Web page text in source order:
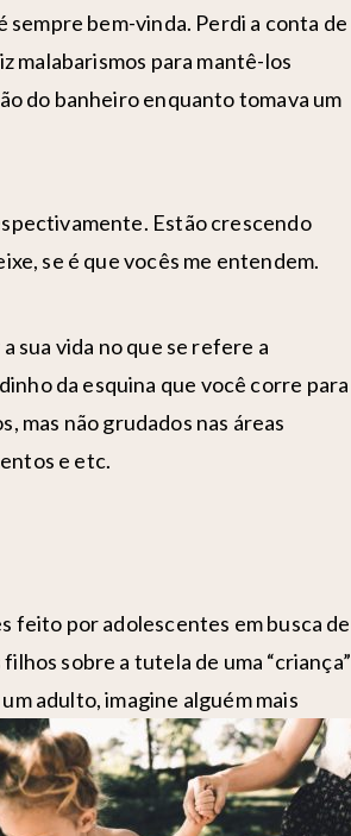
sempre bem-vinda. Perdi a conta de
malabarismos para mantê-los
do banheiro enquanto tomava um
Estão crescendo
se é que vocês me entendem.
sua vida no que se refere a
da esquina que você corre para
mas não grudados nas áreas
e etc.
feito por adolescentes em busca de
sobre a tutela de uma “criança”
adulto, imagine alguém mais